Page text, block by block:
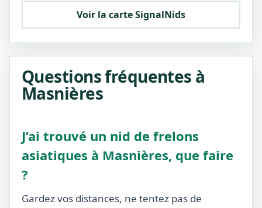
Voir la carte SignalNids
Questions fréquentes à
Masnières
J’ai trouvé un nid de frelons
asiatiques à Masnières, que faire
?
Gardez vos distances, ne tentez pas de